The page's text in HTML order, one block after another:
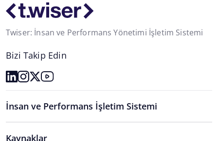
Twiser: İnsan ve Performans Yönetimi İşletim Sistemi
Bizi Takip Edin
İnsan ve Performans İşletim Sistemi
Kaynaklar